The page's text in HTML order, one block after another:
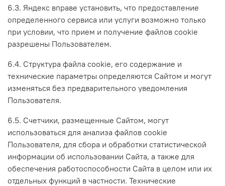
6.3. Яндекс вправе установить, что предоставление
определенного сервиса или услуги возможно только
при условии, что прием и получение файлов cookie
разрешены Пользователем.
6.4. Структура файла cookie, его содержание и
технические параметры определяются Сайтом и могут
изменяться без предварительного уведомления
Пользователя.
6.5. Счетчики, размещенные Сайтом, могут
использоваться для анализа файлов cookie
Пользователя, для сбора и обработки статистической
информации об использовании Сайта, а также для
обеспечения работоспособности Сайта в целом или их
отдельных функций в частности. Технические